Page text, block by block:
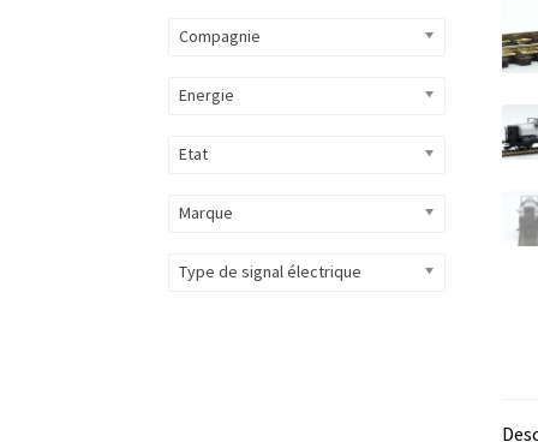
Compagnie
Energie
Etat
Marque
Type de signal électrique